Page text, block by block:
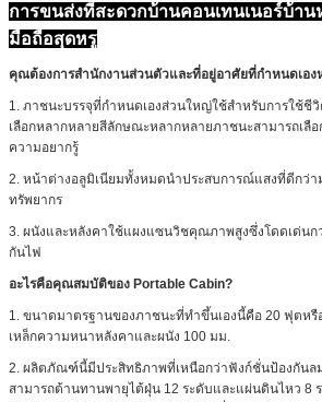
การขนส่งที่สะดวกบ้านคอนเทนเนอร์บ้า
มือถือสุดหรู
คุณต้องการสำนักงานส่วนตัวและที่อยู่อาศัยที่กำหนดเอง
1. ภาชนะบรรจุที่กำหนดเองส่วนใหญ่ใช้สำหรับการใช้ชี
เลือกหลากหลายสีลักษณะหลากหลายภาชนะสามารถเลื
ความอยากรู้
2. หน้าต่างอลูมิเนียมทั้งหมดนำประสบการณ์แสงที่ดีกว่
ทรัพยากร
3. ผนังและหลังคาใช้แผงแซนวิชคุณภาพสูงซึ่งโดดเด่น
กันไฟ
อะไรคือคุณสมบัติของ Portable Cabin?
1. ขนาดมาตรฐานของภาชนะที่ทำขึ้นเองนี้คือ 20 ฟุตหรื
เหล็กความหนาหลังคาและผนัง 100 มม.
2. ผลิตภัณฑ์นี้มีประสิทธิภาพที่เหนือกว่าฟังก์ชั่นป้องกันล
สามารถต้านทานพายุไต้ฝุ่น 12 ระดับและแผ่นดินไหว 8